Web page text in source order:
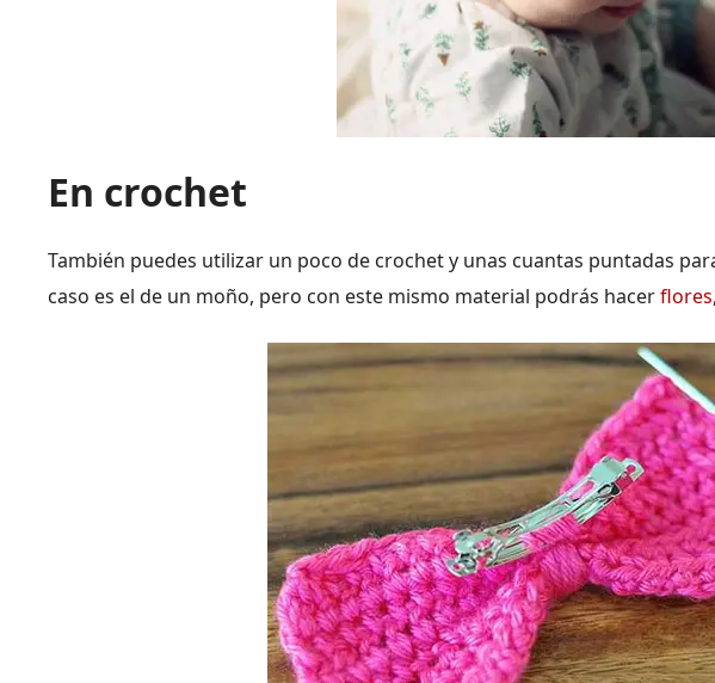
En crochet
También puedes utilizar un poco de crochet y unas cuantas puntadas
caso es el de un moño, pero con este mismo material podrás hacerflores